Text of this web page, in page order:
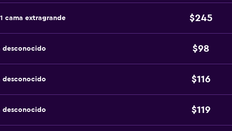
cama extragrande $245
desconocido $98
desconocido $116
desconocido $119